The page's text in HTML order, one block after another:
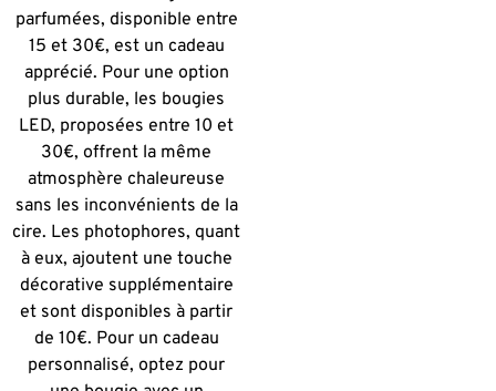
parfumées, disponible entre
15 et 30€, est un cadeau
apprécié. Pour une option
plus durable, les bougies
LED, proposées entre 10 et
30€, offrent la même
atmosphère chaleureuse
sans les inconvénients de la
cire. Les photophores, quant
à eux, ajoutent une touche
décorative supplémentaire
et sont disponibles à partir
de 10€. Pour un cadeau
personnalisé, optez pour